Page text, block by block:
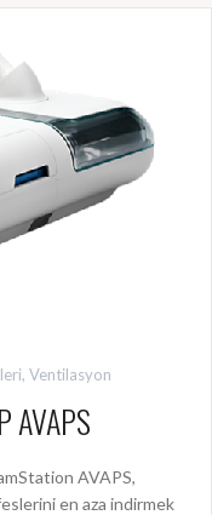
, Ventilasyon
AVAPS
AVAPS,
en aza indirmek